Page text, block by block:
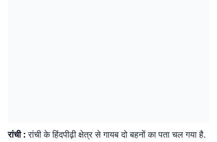
रांची : रांची के हिंदपीढ़ी क्षेत्र से गायब दो बहनों का पता चल गया है.